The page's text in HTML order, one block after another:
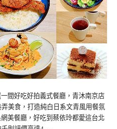
間好吃好拍義式餐廳，青沐南京店
美食，打造純白日系文青風用餐氛
美餐廳，好吃到蔡依玲都愛這台北